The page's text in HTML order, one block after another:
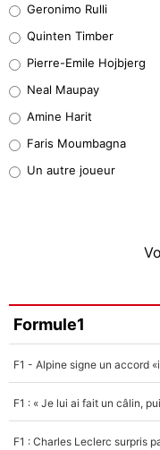
32%
5%
1%
9%
Faris Moumbagna
5%
Un autre joueur
5%
Geronimo Rulli
Quinten Timber
Pierre-Emile Hojbjerg
Neal Maupay
Amine Harit
Faris Moumbagna
Un autre joueur
Formule1